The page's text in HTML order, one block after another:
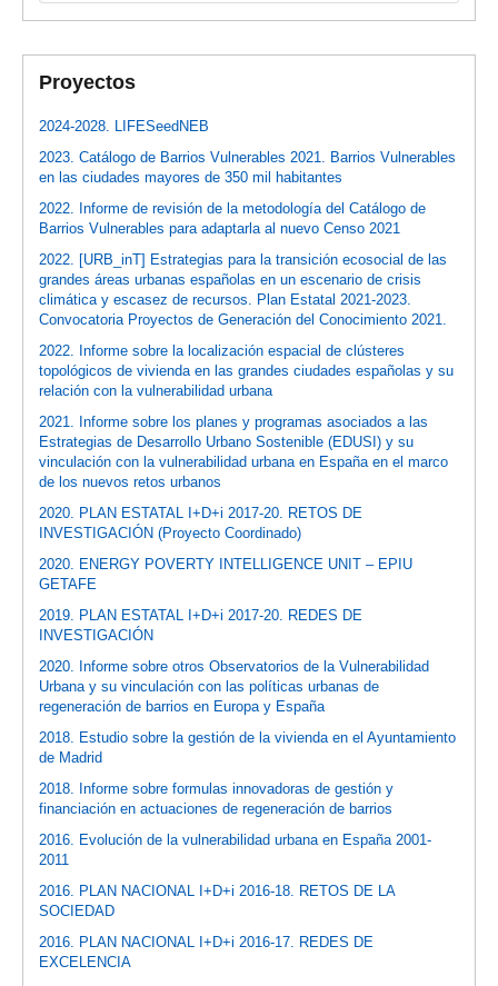
Proyectos
2024-2028. LIFESeedNEB
2023. Catálogo de Barrios Vulnerables 2021. Barrios Vulnerables
en las ciudades mayores de 350 mil habitantes
2022. Informe de revisión de la metodología del Catálogo de
Barrios Vulnerables para adaptarla al nuevo Censo 2021
2022. [URB_inT] Estrategias para la transición ecosocial de las
grandes áreas urbanas españolas en un escenario de crisis
climática y escasez de recursos. Plan Estatal 2021-2023.
Convocatoria Proyectos de Generación del Conocimiento 2021.
2022. Informe sobre la localización espacial de clústeres
topológicos de vivienda en las grandes ciudades españolas y su
relación con la vulnerabilidad urbana
2021. Informe sobre los planes y programas asociados a las
Estrategias de Desarrollo Urbano Sostenible (EDUSI) y su
vinculación con la vulnerabilidad urbana en España en el marco
de los nuevos retos urbanos
2020. PLAN ESTATAL I+D+i 2017-20. RETOS DE
INVESTIGACIÓN (Proyecto Coordinado)
2020. ENERGY POVERTY INTELLIGENCE UNIT – EPIU
GETAFE
2019. PLAN ESTATAL I+D+i 2017-20. REDES DE
INVESTIGACIÓN
2020. Informe sobre otros Observatorios de la Vulnerabilidad
Urbana y su vinculación con las políticas urbanas de
regeneración de barrios en Europa y España
2018. Estudio sobre la gestión de la vivienda en el Ayuntamiento
de Madrid
2018. Informe sobre formulas innovadoras de gestión y
financiación en actuaciones de regeneración de barrios
2016. Evolución de la vulnerabilidad urbana en España 2001-
2011
2016. PLAN NACIONAL I+D+i 2016-18. RETOS DE LA
SOCIEDAD
2016. PLAN NACIONAL I+D+i 2016-17. REDES DE
EXCELENCIA